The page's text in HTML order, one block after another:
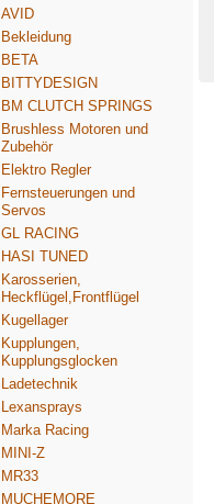
AVID
Bekleidung
BETA
BITTYDESIGN
BM CLUTCH SPRINGS
Brushless Motoren und
Zubehör
Elektro Regler
Fernsteuerungen und
Servos
GL RACING
HASI TUNED
Karosserien,
Heckflügel,Frontflügel
Kugellager
Kupplungen,
Kupplungsglocken
Ladetechnik
Lexansprays
Marka Racing
MINI-Z
MR33
MUCHEMORE